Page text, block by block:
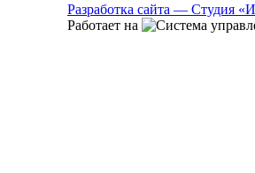
Разработка сайта — Студия
Работает на